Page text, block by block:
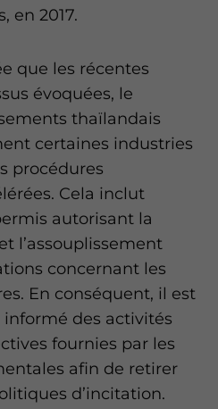
en 2017.
que les récentes
évoquées, le
thaïlandais
certaines industries
procédures
Cela inclut
autorisant la
l’assouplissement
concernant les
En conséquent, il est
des activités
fournies par les
afin de retirer
d’incitation.